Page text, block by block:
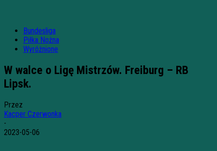
Bundesliga
Piłka Nożna
Wyróżnione
W walce o Ligę Mistrzów. Freiburg – RB
Lipsk.
Przez
Kacper Czerwonka
-
2023-05-06